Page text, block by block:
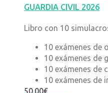
GUARDIA CIVIL 2026
Libro con 10
10 exámenes de
10 exámenes de
10 exámenes de
10 exámenes de
50.00€